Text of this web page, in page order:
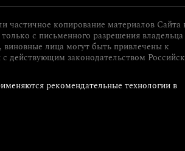
частичное копирование материалов Сайта
с письменного разрешения
лица могут быть привлечены к
с действующим законодательством
рекомендательные технологии в